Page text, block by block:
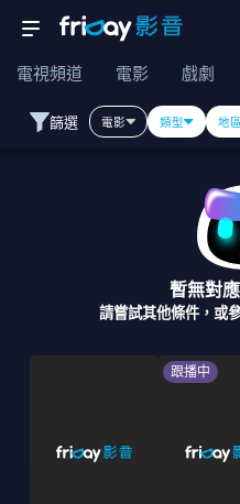
電視頻道 電影 戲劇
篩選 電影 類型 地區
暫無對
請嘗試其他條件，或
跟播中